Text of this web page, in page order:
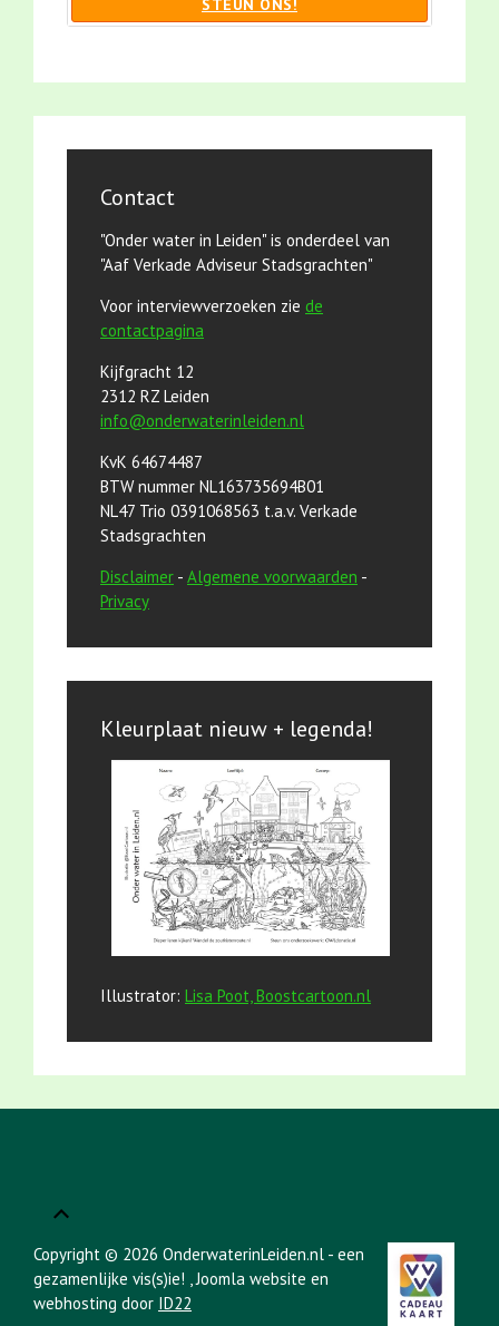
STEUN ONS!
Contact
"Onder water in Leiden" is onderdeel van
"Aaf Verkade Adviseur Stadsgrachten"
Voor interviewverzoeken zie de
contactpagina
Kijfgracht 12
2312 RZ Leiden
info@onderwaterinleiden.nl
KvK 64674487
BTW nummer NL163735694B01
NL47 Trio 0391068563 t.a.v. Verkade
Stadsgrachten
Disclaimer - Algemene voorwaarden -
Privacy
Kleurplaat nieuw + legenda!
Illustrator: Lisa Poot, Boostcartoon.nl
Copyright © 2026 OnderwaterinLeiden.nl - een
gezamenlijke vis(s)ie! , Joomla website en
webhosting door ID22